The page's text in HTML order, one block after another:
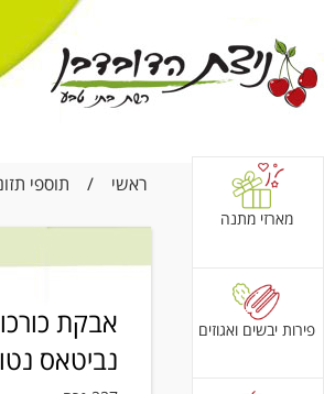
ראשי / תוספי
מארזי מתנה
פירות יבשים ואגוזים
אבקת
נביטאס